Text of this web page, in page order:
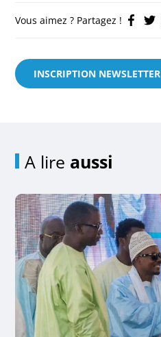
Vous aimez ? Partagez !
INSCRIPTION NEWSLETTER
A lire aussi